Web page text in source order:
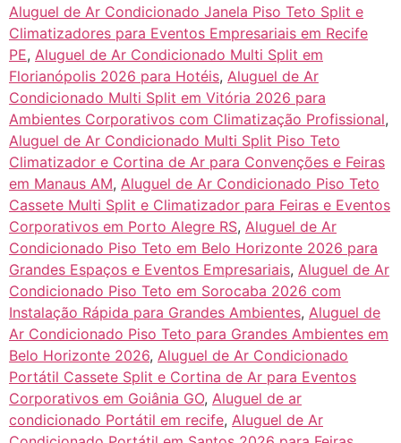
Aluguel de Ar Condicionado Janela Piso Teto Split e
Climatizadores para Eventos Empresariais em Recife
PE, Aluguel de Ar Condicionado Multi Split em
Florianópolis 2026 para Hotéis, Aluguel de Ar
Condicionado Multi Split em Vitória 2026 para
Ambientes Corporativos com Climatização Profissional,
Aluguel de Ar Condicionado Multi Split Piso Teto
Climatizador e Cortina de Ar para Convenções e Feiras
em Manaus AM, Aluguel de Ar Condicionado Piso Teto
Cassete Multi Split e Climatizador para Feiras e Eventos
Corporativos em Porto Alegre RS, Aluguel de Ar
Condicionado Piso Teto em Belo Horizonte 2026 para
Grandes Espaços e Eventos Empresariais, Aluguel de Ar
Condicionado Piso Teto em Sorocaba 2026 com
Instalação Rápida para Grandes Ambientes, Aluguel de
Ar Condicionado Piso Teto para Grandes Ambientes em
Belo Horizonte 2026, Aluguel de Ar Condicionado
Portátil Cassete Split e Cortina de Ar para Eventos
Corporativos em Goiânia GO, Aluguel de ar
condicionado Portátil em recife, Aluguel de Ar